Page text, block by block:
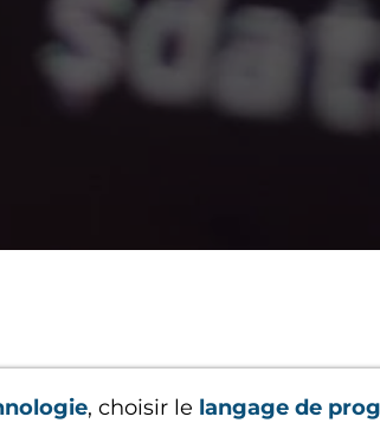
, choisir le langage de